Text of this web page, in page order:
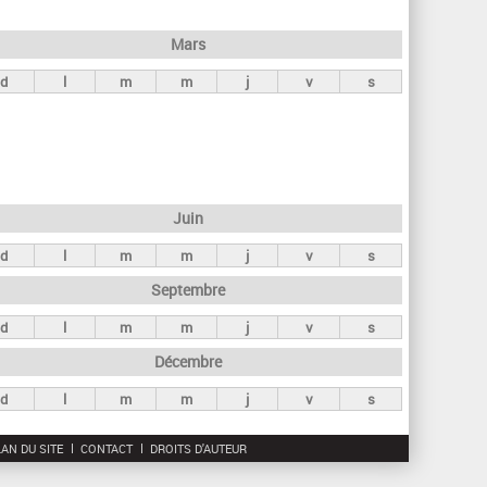
r
c
Mars
d l m m j v s
Juin
d l m m j v s
Septembre
d l m m j v s
Décembre
d l m m j v s
DU SITE CONTACT DROITS D'AUTEUR